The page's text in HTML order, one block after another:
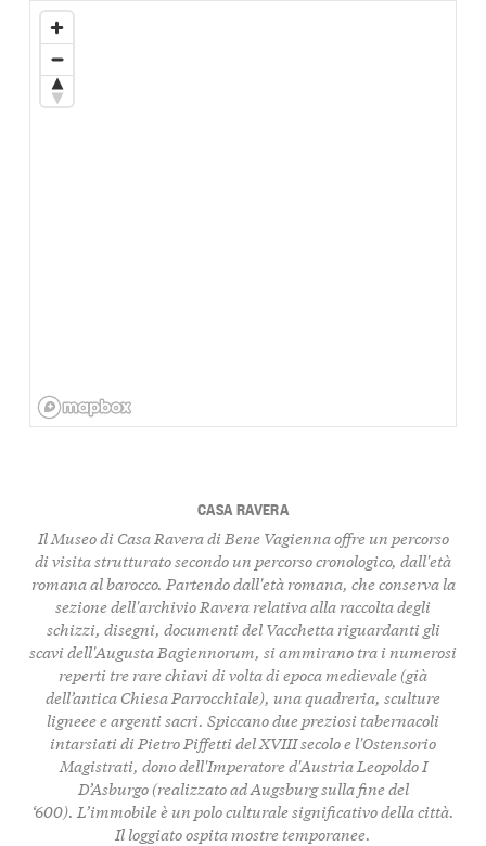
CASA RAVERA
Il Museo di Casa Ravera di Bene Vagienna offre un percorso
di visita strutturato secondo un percorso cronologico, dall'età
romana al barocco. Partendo dall'età romana, che conserva la
sezione dell'archivio Ravera relativa alla raccolta degli
schizzi, disegni, documenti del Vacchetta riguardanti gli
scavi dell'Augusta Bagiennorum, si ammirano tra i numerosi
reperti tre rare chiavi di volta di epoca medievale (già
dell’antica Chiesa Parrocchiale), una quadreria, sculture
ligneee e argenti sacri. Spiccano due preziosi tabernacoli
intarsiati di Pietro Piffetti del XVIII secolo e l'Ostensorio
Magistrati, dono dell'Imperatore d'Austria Leopoldo I
D’Asburgo (realizzato ad Augsburg sulla fine del
‘600). L’immobile è un polo culturale significativo della città.
Il loggiato ospita mostre temporanee.